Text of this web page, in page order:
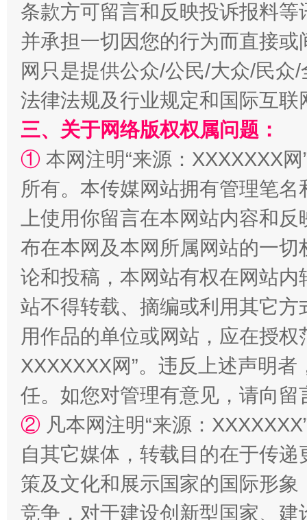
条款方可留言和反映投诉报料
并承担一切因您的行为而直接
网只是提供公众/公民/大众/民
法律法规及行业规定和国际互
三、关于网络版权权属问题：
① 本网注明“来源：XXXXXXX
所有。本传媒网站拥有管理笔
上使用你留言在本网站内容和
布在本网及本网所属网站的一
论和投稿，本网站有权在网站
站不得转载、摘编或利用其它
用作品的单位或网站，应在授
XXXXXXX网”。违反上述声明
任。如您对管理有意见，请向
② 凡本网注明“来源：
自其它媒体，转载目的在于传
策及文化和展示国家的国际形
竞争，对于建设创新型国家、